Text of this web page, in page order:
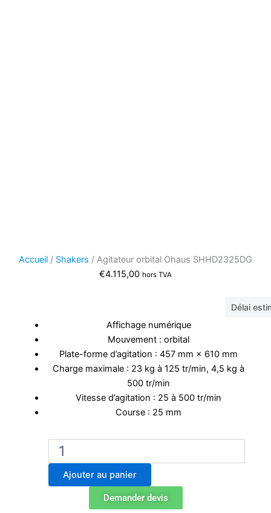
Accueil / Shakers / Agitateur orbital Ohaus SHHD2325DG
€4.115,00 hors TVA
Délai
Affichage numérique
Mouvement : orbital
Plate-forme d’agitation : 457 mm × 610 mm
Charge maximale : 23 kg à 125 tr/min, 4,5 kg à
500 tr/min
Vitesse d’agitation : 25 à 500 tr/min
Course : 25 mm
quantité
Agitateur
orbital
Ajouter au panier
Demander devis